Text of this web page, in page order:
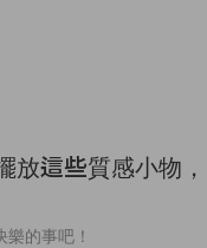
放這些質感小物，
的事吧！